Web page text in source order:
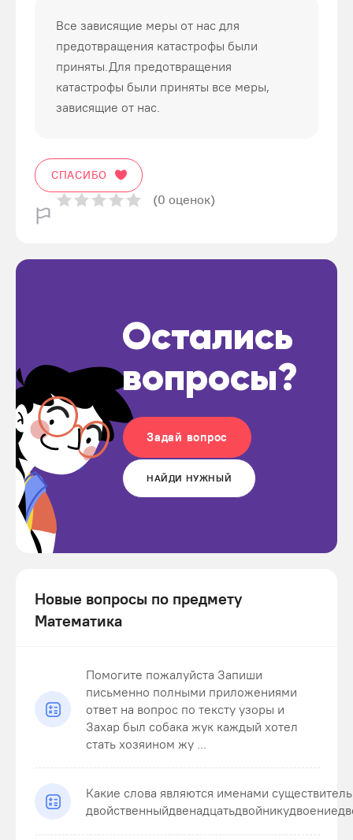
Все зависящие меры от нас для
предотвращения катастрофы были
приняты.Для предотвращения
катастрофы были приняты все меры,
зависящие от нас.
СПАСИБО
(0 оценок)
Остались
вопросы?
Задай вопрос
НАЙДИ НУЖНЫЙ
Новые вопросы по предмету
Математика
Помогите пожалуйста Запиши
письменно полными приложениями
ответ на вопрос по тексту узоры и
Захар был собака жук каждый хотел
стать хозяином жу ...
Какие слова являются именами